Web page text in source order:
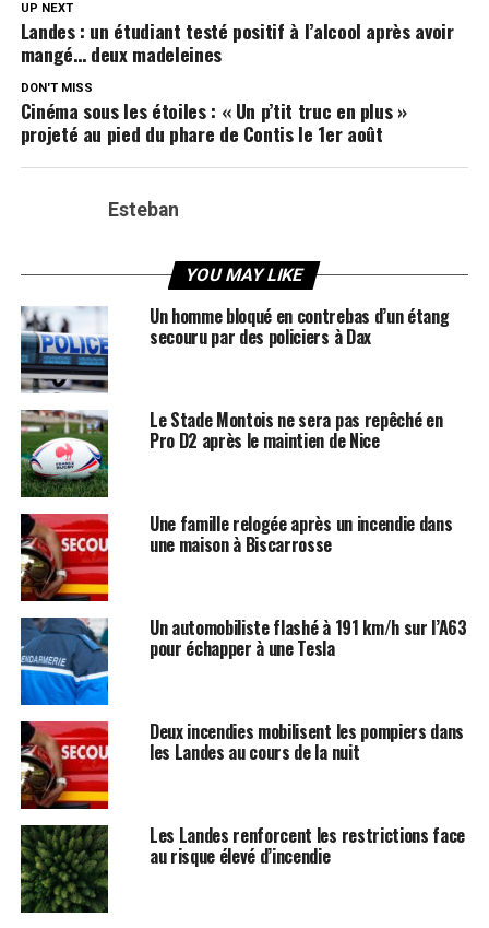
UP NEXT
Landes : un étudiant testé positif à l’alcool après avoir
mangé… deux madeleines
DON'T MISS
Cinéma sous les étoiles : « Un p’tit truc en plus »
projeté au pied du phare de Contis le 1er août
Esteban
YOU MAY LIKE
Un homme bloqué en contrebas d’un étang
secouru par des policiers à Dax
Le Stade Montois ne sera pas repêché en
Pro D2 après le maintien de Nice
Une famille relogée après un incendie dans
une maison à Biscarrosse
Un automobiliste flashé à 191 km/h sur l’A63
pour échapper à une Tesla
Deux incendies mobilisent les pompiers dans
les Landes au cours de la nuit
Les Landes renforcent les restrictions face
au risque élevé d’incendie